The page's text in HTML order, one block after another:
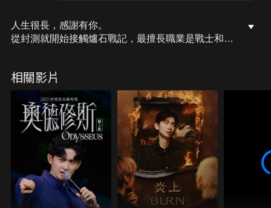
人生很長，感謝有你。
從封測就開始接觸爐石戰記，最擅長職業是戰士和牧
醒。
從陰暗幽霾的蛇界森林甦醒吧， 趁此良機，莫再猶
豫，恭請蛇界至尊雙飛寶典！
OSkomodo 還不一起加入蛇教跟著教主一起前進!
相關影片